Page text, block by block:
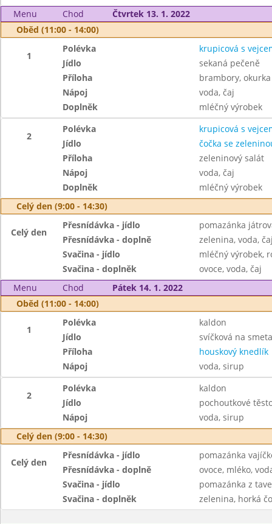
Menu
Chod
Čtvrtek 13. 1. 2022
Oběd (11:00 - 14:00)
1
Polévka
krupicová s
Jídlo
sekaná pečeně
Příloha
brambory, okurka
Nápoj
voda, čaj
Doplněk
mléčný výrobek
2
Polévka
krupicová s
Jídlo
čočka se
Příloha
zeleninový salát
Nápoj
voda, čaj
Doplněk
mléčný výrobek
Celý den (9:00 - 14:30)
Celý den
Přesnídávka - jídlo
pomazánka
Přesnídávka - doplně
zelenina, voda,
Svačina - jídlo
mléčný výrobek,
Svačina - doplněk
ovoce, voda, čaj
Menu
Chod
Pátek 14. 1. 2022
Oběd (11:00 - 14:00)
1
Polévka
kaldon
Jídlo
svíčková na
Příloha
houskový knedlík
Nápoj
voda, sirup
2
Polévka
kaldon
Jídlo
pochoutkové
Nápoj
voda, sirup
Celý den (9:00 - 14:30)
Celý den
Přesnídávka - jídlo
pomazánka
Přesnídávka - doplně
ovoce, mléko,
Svačina - jídlo
pomazánka z
Svačina - doplněk
zelenina, horká